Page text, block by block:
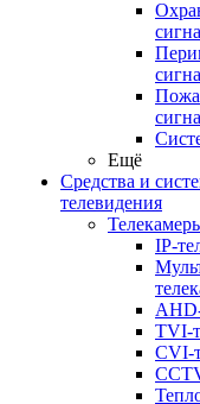
Ещё
Средства и
телевидения
IP-
TVI-
CVI-